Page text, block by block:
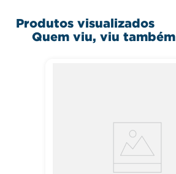
Produtos visualizados
Quem viu, viu também